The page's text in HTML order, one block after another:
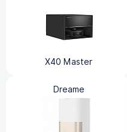
X40 Master
Dreame